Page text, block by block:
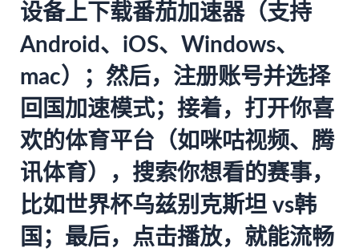
设备上下载番茄加速器（支持
Android、iOS、Windows、
mac）；然后，注册账号并选择
回国加速模式；接着，打开你喜
欢的体育平台（如咪咕视频、腾
讯体育），搜索你想看的赛事，
比如世界杯乌兹别克斯坦 vs韩
国；最后，点击播放，就能流畅